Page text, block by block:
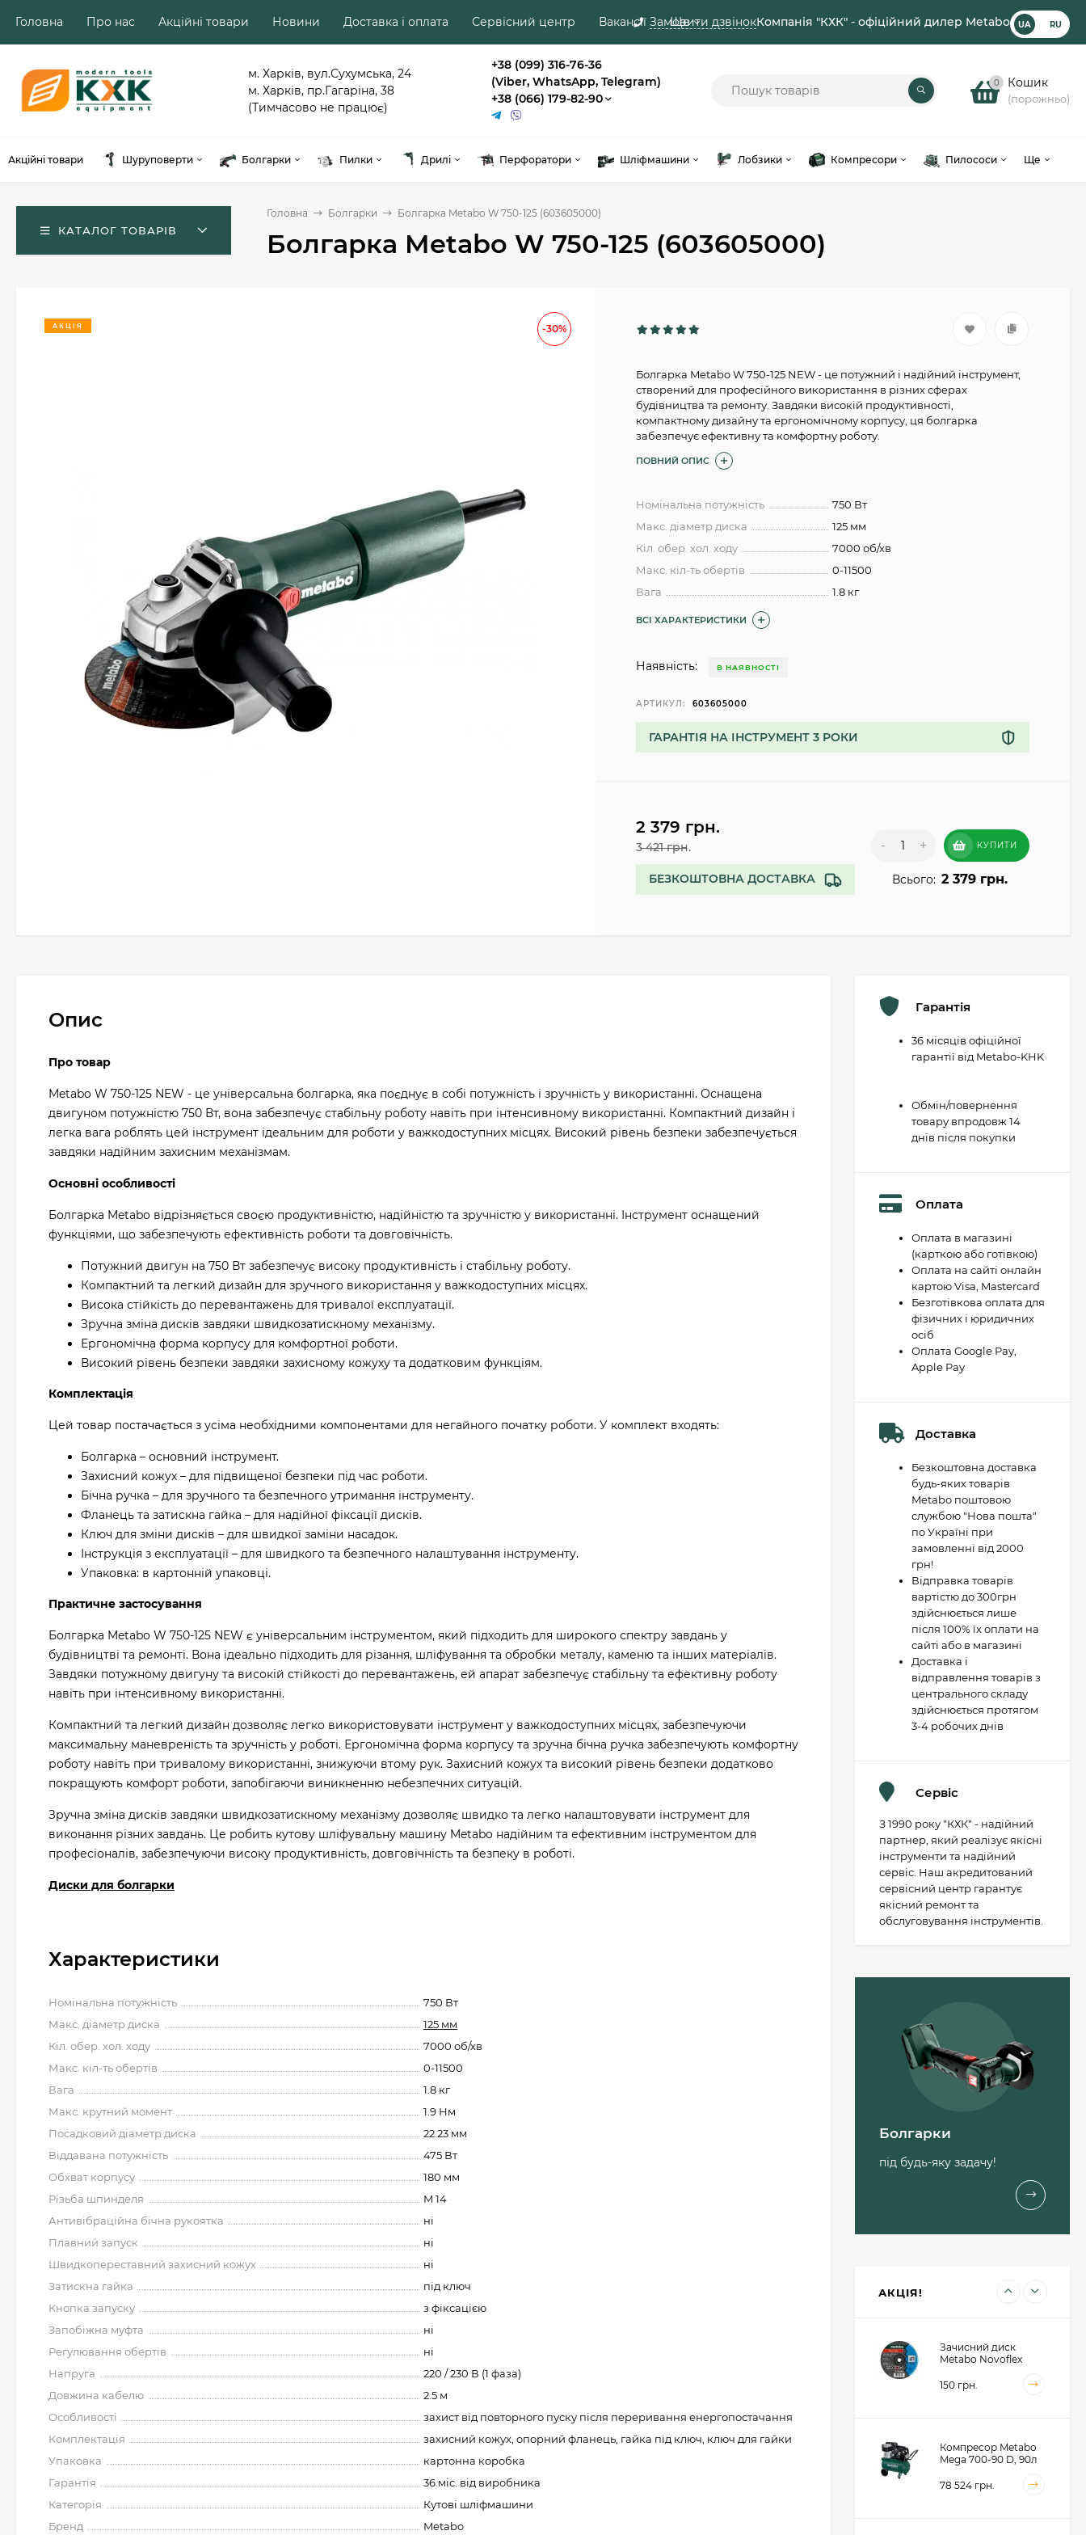
Замовити дзвінокКомпанія "КХК" - офіційний дилер Metabo UA RU
Головна Про нас Акційні товари Новини Доставка і оплата Сервісний центр Вакансії Ще
м. Харків, вул.Сухумська, 24
м. Харків, пр.Гагаріна, 38
(Тимчасово не працює)
+38 (099) 316-76-36
(Viber, WhatsApp, Telegram)
+38 (066) 179-82-90
0 Кошик
(порожньо)
Акційні товари Шуруповерти Болгарки Пилки Дрилі Перфоратори Шліфмашини Лобзики Компресори Пилососи Ще
КАТАЛОГ ТОВАРІВ
Головна Болгарки Болгарка Metabo W 750-125 (603605000)
Болгарка Metabo W 750-125 (603605000)
-30%
АКЦІЯ
Болгарка Metabo W 750-125 NEW - це потужний і надійний інструмент,
створений для професійного використання в різних сферах
будівництва та ремонту. Завдяки високій продуктивності,
компактному дизайну та ергономічному корпусу, ця болгарка
забезпечує ефективну та комфортну роботу.
ПОВНИЙ ОПИС
Номінальна потужність
750 Вт
Макс. діаметр диска
125 мм
Кіл. обер. хол. ходу
7000 об/хв
Макс. кіл-ть обертів
0-11500
Вага
1.8 кг
ВСІ ХАРАКТЕРИСТИКИ
Наявність: В НАЯВНОСТІ
АРТИКУЛ: 603605000
ГАРАНТІЯ НА ІНСТРУМЕНТ 3 РОКИ
2 379 грн.
3 421 грн.
БЕЗКОШТОВНА ДОСТАВКА
- + КУПИТИ
Всього: 2 379 грн.
Опис
Про товар
Metabo W 750-125 NEW - це універсальна болгарка, яка поєднує в собі потужність і зручність у використанні. Оснащена
двигуном потужністю 750 Вт, вона забезпечує стабільну роботу навіть при інтенсивному використанні. Компактний дизайн і
легка вага роблять цей інструмент ідеальним для роботи у важкодоступних місцях. Високий рівень безпеки забезпечується
завдяки надійним захисним механізмам.
Основні особливості
Болгарка Metabo відрізняється своєю продуктивністю, надійністю та зручністю у використанні. Інструмент оснащений
функціями, що забезпечують ефективність роботи та довговічність.
Потужний двигун на 750 Вт забезпечує високу продуктивність і стабільну роботу.
Компактний та легкий дизайн для зручного використання у важкодоступних місцях.
Висока стійкість до перевантажень для тривалої експлуатації.
Зручна зміна дисків завдяки швидкозатискному механізму.
Ергономічна форма корпусу для комфортної роботи.
Високий рівень безпеки завдяки захисному кожуху та додатковим функціям.
Комплектація
Цей товар постачається з усіма необхідними компонентами для негайного початку роботи. У комплект входять:
Болгарка – основний інструмент.
Захисний кожух – для підвищеної безпеки під час роботи.
Бічна ручка – для зручного та безпечного утримання інструменту.
Фланець та затискна гайка – для надійної фіксації дисків.
Ключ для зміни дисків – для швидкої заміни насадок.
Інструкція з експлуатації – для швидкого та безпечного налаштування інструменту.
Упаковка: в картонній упаковці.
Практичне застосування
Болгарка Metabo W 750-125 NEW є універсальним інструментом, який підходить для широкого спектру завдань у
будівництві та ремонті. Вона ідеально підходить для різання, шліфування та обробки металу, каменю та інших матеріалів.
Завдяки потужному двигуну та високій стійкості до перевантажень, ей апарат забезпечує стабільну та ефективну роботу
навіть при інтенсивному використанні.
Компактний та легкий дизайн дозволяє легко використовувати інструмент у важкодоступних місцях, забезпечуючи
максимальну маневреність та зручність у роботі. Ергономічна форма корпусу та зручна бічна ручка забезпечують комфортну
роботу навіть при тривалому використанні, знижуючи втому рук. Захисний кожух та високий рівень безпеки додатково
покращують комфорт роботи, запобігаючи виникненню небезпечних ситуацій.
Зручна зміна дисків завдяки швидкозатискному механізму дозволяє швидко та легко налаштовувати інструмент для
виконання різних завдань. Це робить кутову шліфувальну машину Metabo надійним та ефективним інструментом для
професіоналів, забезпечуючи високу продуктивність, довговічність та безпеку в роботі.
Диски для болгарки
Характеристики
Номінальна потужність
750 Вт
Макс. діаметр диска
125 мм
Кіл. обер. хол. ходу
7000 об/хв
Макс. кіл-ть обертів
0-11500
Вага
1.8 кг
Макс. крутний момент
1.9 Нм
Посадковий діаметр диска
22.23 мм
Віддавана потужність
475 Вт
Обхват корпусу
180 мм
Різьба шпинделя
M 14
Антивібраційна бічна рукоятка
ні
Плавний запуск
ні
Швидкопереставний захисний кожух
ні
Затискна гайка
під ключ
Кнопка запуску
з фіксацією
Запобіжна муфта
ні
Регулювання обертів
ні
Напруга
220 / 230 В (1 фаза)
Довжина кабелю
2.5 м
Особливості
захист від повторного пуску після переривання енергопостачання
Комплектація
захисний кожух, опорний фланець, гайка під ключ, ключ для гайки
Упаковка
картонна коробка
Гарантія
36 міс. від виробника
Категорія
Кутові шліфмашини
Бренд
Metabo
Гарантія
36 місяців офіційної
гарантії від Metabo-KHK
Обмін/повернення
товару впродовж 14
днів після покупки
Оплата
Оплата в магазині
(карткою або готівкою)
Оплата на сайті онлайн
картою Visa, Mastercard
Безготівкова оплата для
фізичних і юридичних
осіб
Оплата Google Pay,
Apple Pay
Доставка
Безкоштовна доставка
будь-яких товарів
Metabo поштовою
службою "Нова пошта"
по Україні при
замовленні від 2000
грн!
Відправка товарів
вартістю до 300грн
здійснюється лише
після 100% їх оплати на
сайті або в магазині
Доставка і
відправлення товарів з
центрального складу
здійснюється протягом
3-4 робочих днів
Сервіс
З 1990 року "КХК" - надійний
партнер, який реалізує якісні
інструменти та надійний
сервіс. Наш акредитований
сервісний центр гарантує
якісний ремонт та
обслуговування інструментів.
Болгарки
під будь-яку задачу!
АКЦІЯ!
Пильний диск
Metabo «cordless cut
wood - classic», 305 x
30 Z56 WZ 5°
(628693000)
1 503 грн.
по дереву Metabo
Pionier T 234х91 мм
Зачисний диск
Metabo Novoflex
(616468000)
150 грн.
Компресор Metabo
Mega 700-90 D, 90л
78 524 грн.